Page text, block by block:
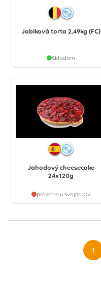
Jablková torta 2,49kg (FC)
Skladom
Jahodový cheesecake
24x120g
preverte u svojho OZ
1